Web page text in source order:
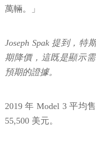
萬輛。」
Joseph Spak 提到，特
期降價，這既是顯示
預期的證據。
2019 年 Model 3 平均
55,500 美元。